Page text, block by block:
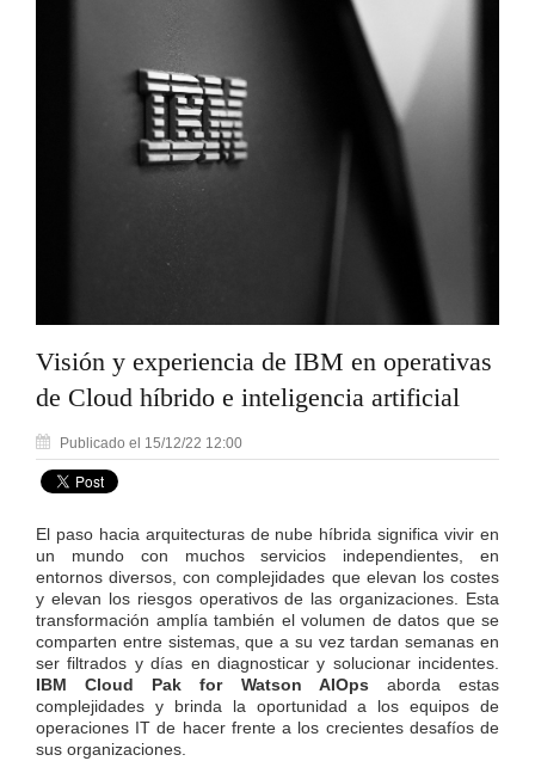
Visión y experiencia de IBM en operativas
de Cloud híbrido e inteligencia artificial
Publicado el 15/12/22 12:00
El paso hacia arquitecturas de nube híbrida significa vivir en
un mundo con muchos servicios independientes, en
entornos diversos, con complejidades que elevan los costes
y elevan los riesgos operativos de las organizaciones. Esta
transformación amplía también el volumen de datos que se
comparten entre sistemas, que a su vez tardan semanas en
ser filtrados y días en diagnosticar y solucionar incidentes.
IBM Cloud Pak for Watson AIOps aborda estas
complejidades y brinda la oportunidad a los equipos de
operaciones IT de hacer frente a los crecientes desafíos de
sus organizaciones.